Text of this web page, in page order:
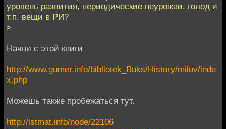
уровень развития, периодические неурожаи, голод и
т.п. вещи в РИ?
>
Начни с этой книги
http://www.gumer.info/bibliotek_Buks/History/milov/inde
x.php
Можешь также пробежаться тут.
http://istmat.info/node/22106